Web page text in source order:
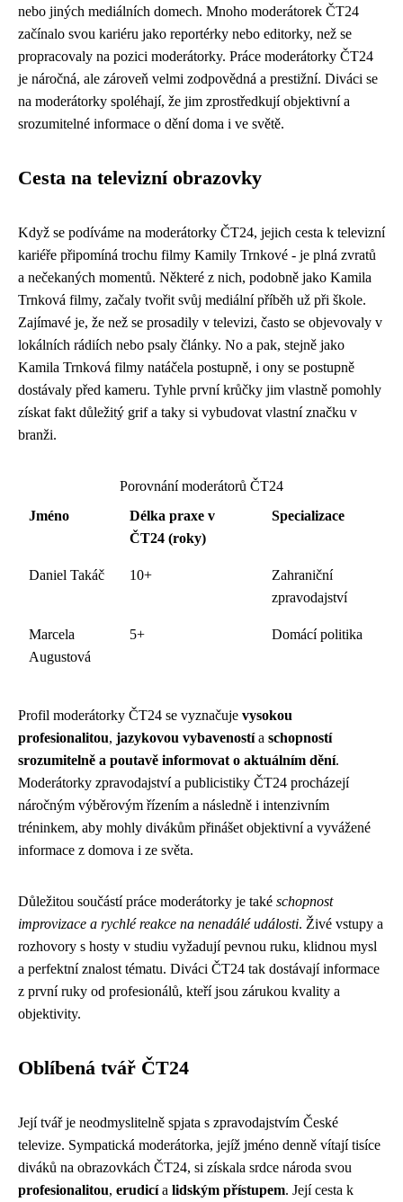
nebo jiných mediálních domech. Mnoho moderátorek ČT24
začínalo svou kariéru jako reportérky nebo editorky, než se
propracovaly na pozici moderátorky. Práce moderátorky ČT24
je náročná, ale zároveň velmi zodpovědná a prestižní. Diváci se
na moderátorky spoléhají, že jim zprostředkují objektivní a
srozumitelné informace o dění doma i ve světě.
Cesta na televizní obrazovky
Když se podíváme na moderátorky ČT24, jejich cesta k televizní
kariéře připomíná trochu filmy Kamily Trnkové - je plná zvratů
a nečekaných momentů. Některé z nich, podobně jako Kamila
Trnková filmy, začaly tvořit svůj mediální příběh už při škole.
Zajímavé je, že než se prosadily v televizi, často se objevovaly v
lokálních rádiích nebo psaly články. No a pak, stejně jako
Kamila Trnková filmy natáčela postupně, i ony se postupně
dostávaly před kameru. Tyhle první krůčky jim vlastně pomohly
získat fakt důležitý grif a taky si vybudovat vlastní značku v
branži.
Porovnání moderátorů ČT24
Jméno
Délka praxe v
ČT24 (roky)
Specializace
Daniel Takáč 10+
Zahraniční
zpravodajství
Marcela
Augustová
5+ Domácí politika
Profil moderátorky ČT24 se vyznačuje vysokou
profesionalitou, jazykovou vybavenostía schopností
srozumitelně a poutavě informovat o aktuálním dění.
Moderátorky zpravodajství a publicistiky ČT24 procházejí
náročným výběrovým řízením a následně i intenzivním
tréninkem, aby mohly divákům přinášet objektivní a vyvážené
informace z domova i ze světa.
Důležitou součástí práce moderátorky je také schopnost
improvizace a rychlé reakce na nenadálé události. Živé vstupy a
rozhovory s hosty v studiu vyžadují pevnou ruku, klidnou mysl
a perfektní znalost tématu. Diváci ČT24 tak dostávají informace
z první ruky od profesionálů, kteří jsou zárukou kvality a
objektivity.
Oblíbená tvář ČT24
Její tvář je neodmyslitelně spjata s zpravodajstvím České
televize. Sympatická moderátorka, jejíž jméno denně vítají tisíce
diváků na obrazovkách ČT24, si získala srdce národa svou
profesionalitou, erudicía lidským přístupem. Její cesta k